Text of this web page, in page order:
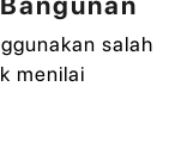
salah
menilai